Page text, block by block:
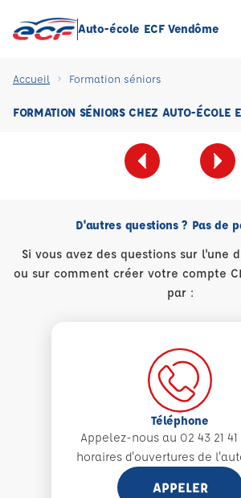
Auto-école ECF Vendôme
Accueil Formation séniors
FORMATION SÉNIORS CHEZ AUTO-ÉCOLE
D'autres questions ? Pas de
Si vous avez des questions sur l'une
ou sur comment créer votre compte
par :
Téléphone
Appelez-nous au 02 43 21
horaires d'ouvertures de
APPELER